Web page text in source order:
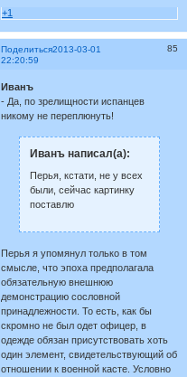
+1
Поделиться 85
2013-03-01
22:20:59
Иванъ
- Да, по зрелищности испанцев
никому не переплюнуть!
Иванъ написал(а):
Перья, кстати, не у всех
были, сейчас картинку
поставлю
Перья я упомянул только в том
смысле, что эпоха предполагала
обязательную внешнюю
демонстрацию сословной
принадлежности. То есть, как бы
скромно не был одет офицер, в
одежде обязан присутствовать хоть
один элемент, свидетельствующий об
отношении к военной касте. Условно